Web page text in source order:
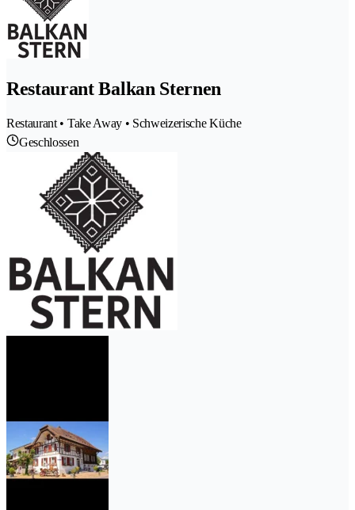
Restaurant Balkan Sternen
Restaurant • Take Away • Schweizerische Küche
Geschlossen